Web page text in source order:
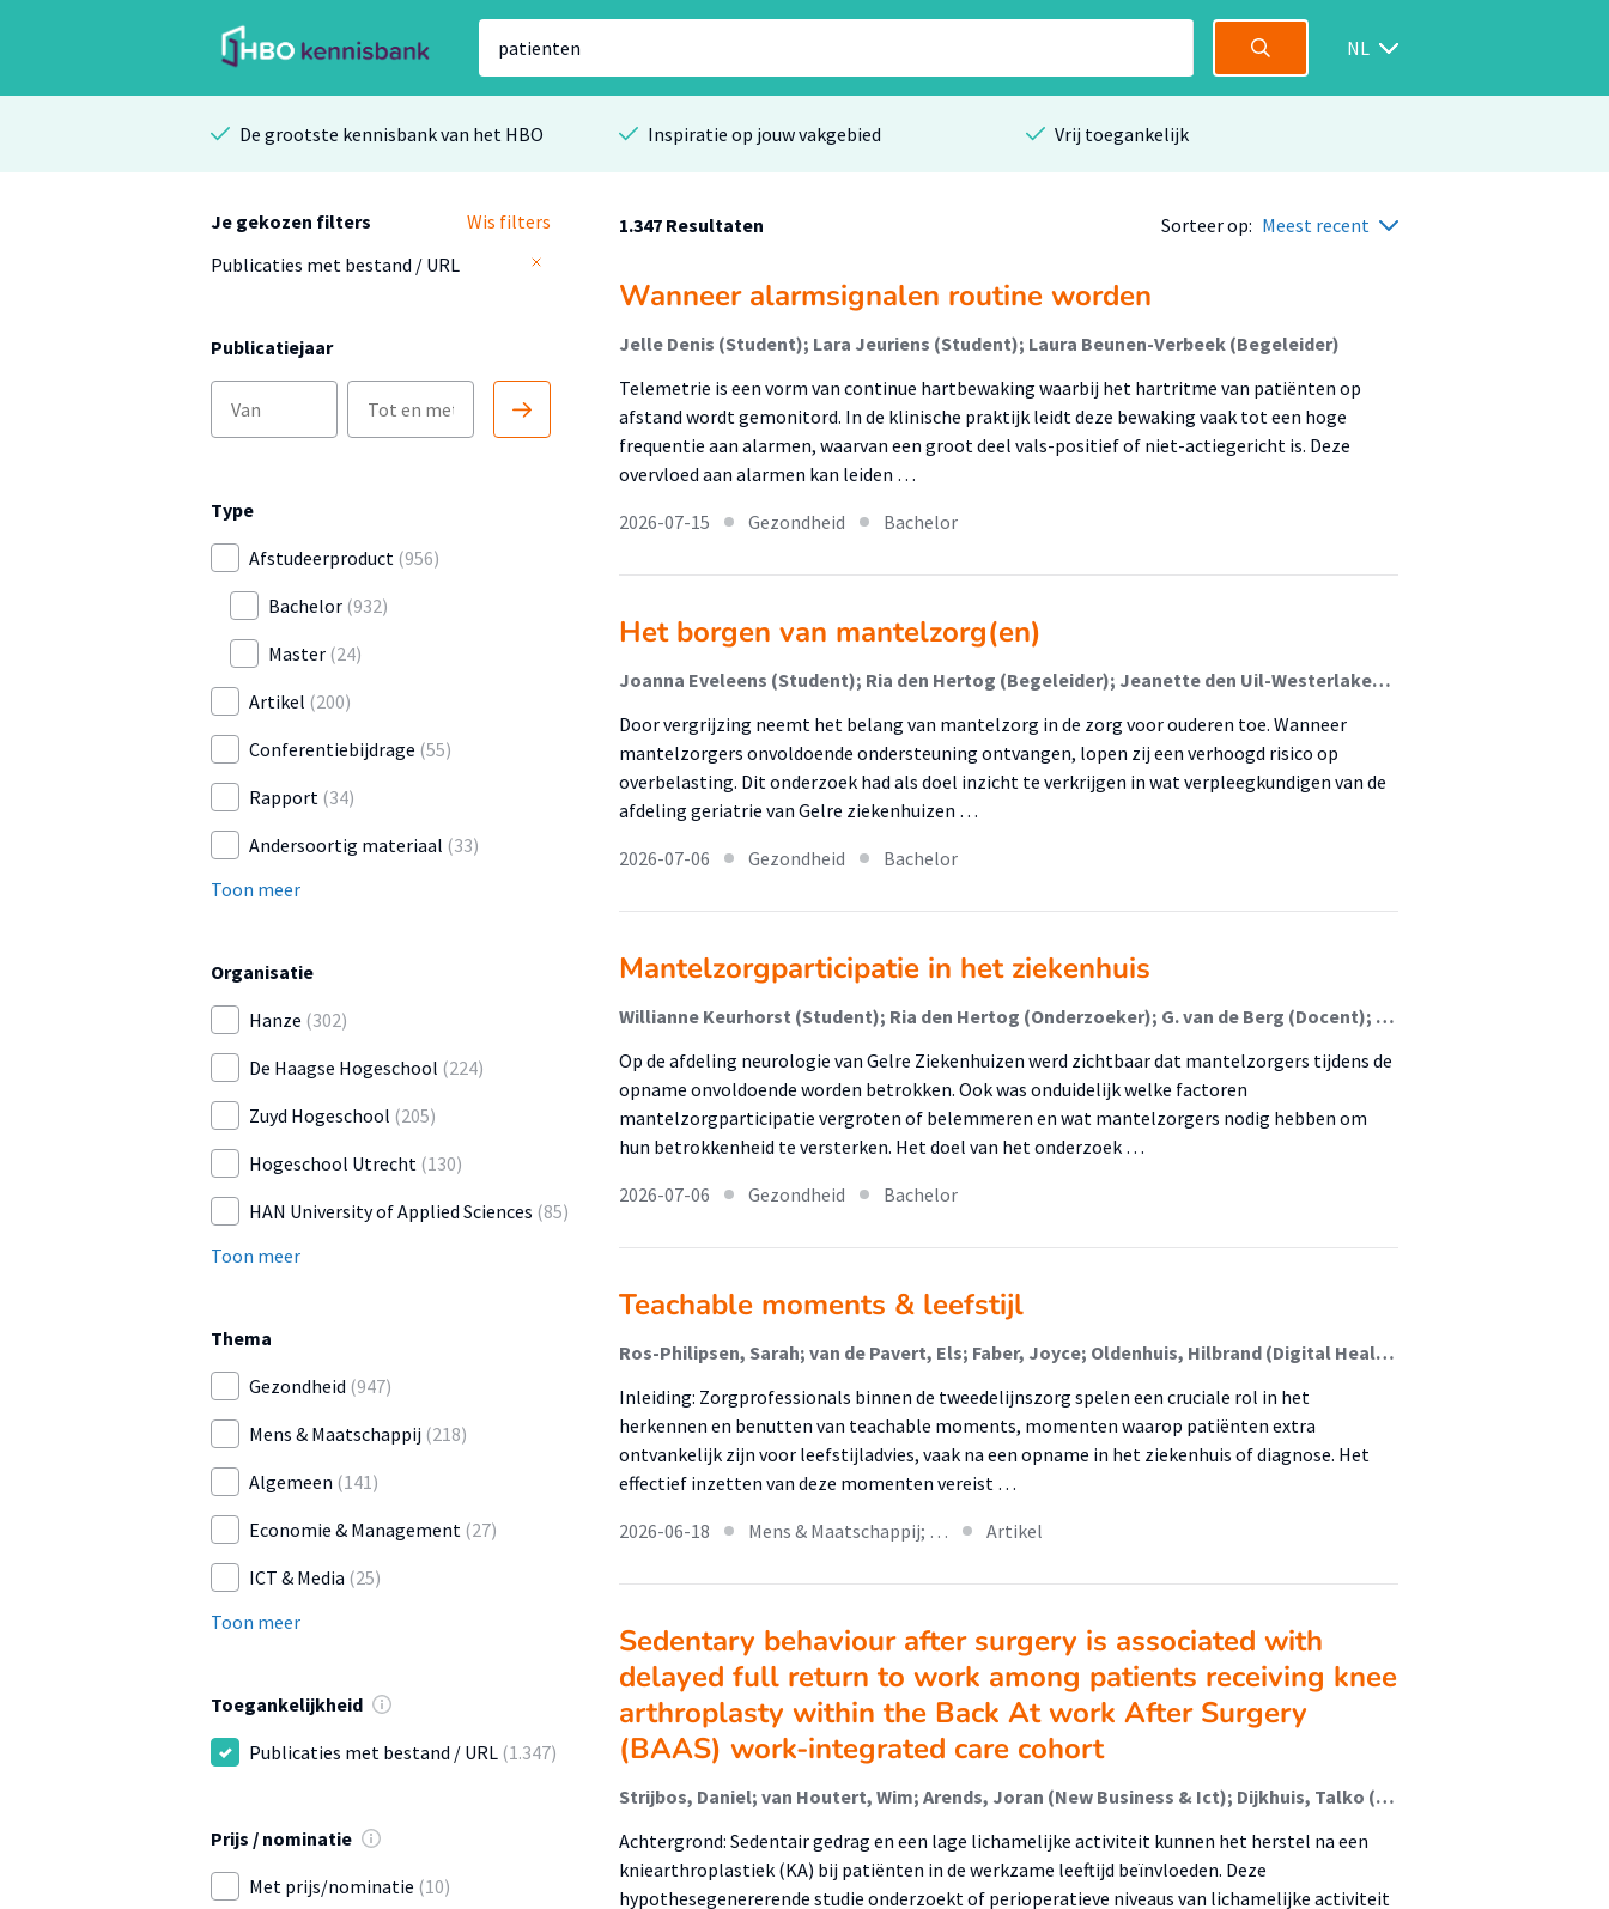
NL
De grootste kennisbank van het HBO Inspiratie op jouw vakgebied Vrij toegankelijk
Je gekozen filters
Wis filters
Publicaties met bestand / URL
Publicatiejaar
Type
Afstudeerproduct (956)
Bachelor (932)
Master (24)
Artikel (200)
Conferentiebijdrage (55)
Rapport (34)
Andersoortig materiaal (33)
Toon meer
Organisatie
Hanze (302)
De Haagse Hogeschool (224)
Zuyd Hogeschool (205)
Hogeschool Utrecht (130)
HAN University of Applied Sciences (85)
Toon meer
Thema
Gezondheid (947)
Mens & Maatschappij (218)
Algemeen (141)
Economie & Management (27)
ICT & Media (25)
Toon meer
Toegankelijkheid
Publicaties met bestand / URL (1.347)
Prijs / nominatie
Met prijs/nominatie (10)
1.347 Resultaten Sorteer op: Meest recent
Wanneer alarmsignalen routine worden
Jelle Denis (Student); Lara Jeuriens (Student); Laura Beunen-Verbeek (Begeleider)
Telemetrie is een vorm van continue hartbewaking waarbij het hartritme van patiënten op
afstand wordt gemonitord. In de klinische praktijk leidt deze bewaking vaak tot een hoge
frequentie aan alarmen, waarvan een groot deel vals-positief of niet-actiegericht is. Deze
overvloed aan alarmen kan leiden …
2026-07-15
Gezondheid Bachelor
Het borgen van mantelzorg(en)
Joanna Eveleens (Student); Ria den Hertog (Begeleider); Jeanette den Uil-Westerlaken (Begeleider)
Door vergrijzing neemt het belang van mantelzorg in de zorg voor ouderen toe. Wanneer
mantelzorgers onvoldoende ondersteuning ontvangen, lopen zij een verhoogd risico op
overbelasting. Dit onderzoek had als doel inzicht te verkrijgen in wat verpleegkundigen van de
afdeling geriatrie van Gelre ziekenhuizen …
2026-07-06
Gezondheid Bachelor
Mantelzorgparticipatie in het ziekenhuis
Willianne Keurhorst (Student); Ria den Hertog (Onderzoeker); G. van de Berg (Docent); J. den Uil (Begeleider)
Op de afdeling neurologie van Gelre Ziekenhuizen werd zichtbaar dat mantelzorgers tijdens de
opname onvoldoende worden betrokken. Ook was onduidelijk welke factoren
mantelzorgparticipatie vergroten of belemmeren en wat mantelzorgers nodig hebben om
hun betrokkenheid te versterken. Het doel van het onderzoek …
2026-07-06
Gezondheid Bachelor
Teachable moments & leefstijl
Ros-Philipsen, Sarah; van de Pavert, Els; Faber, Joyce; Oldenhuis, Hilbrand (Digital Health); Dijkstra, Karin
Inleiding: Zorgprofessionals binnen de tweedelijnszorg spelen een cruciale rol in het
herkennen en benutten van teachable moments, momenten waarop patiënten extra
ontvankelijk zijn voor leefstijladvies, vaak na een opname in het ziekenhuis of diagnose. Het
effectief inzetten van deze momenten vereist …
2026-06-18
Mens & Maatschappij; … Artikel
Sedentary behaviour after surgery is associated with
delayed full return to work among patients receiving knee
arthroplasty within the Back At work After Surgery
(BAAS) work-integrated care cohort
Strijbos, Daniel; van Houtert, Wim; Arends, Joran (New Business & Ict); Dijkhuis, Talko (New Business & Ict); Boymans, Tim; Reneman, Michiel; Kuijer, Paul; van der Sluis, Geert (Peri-Hospital Functioning And Participation)
Achtergrond: Sedentair gedrag en een lage lichamelijke activiteit kunnen het herstel na een
kniearthroplastiek (KA) bij patiënten in de werkzame leeftijd beïnvloeden. Deze
hypothesegenererende studie onderzoekt of perioperatieve niveaus van lichamelijke activiteit